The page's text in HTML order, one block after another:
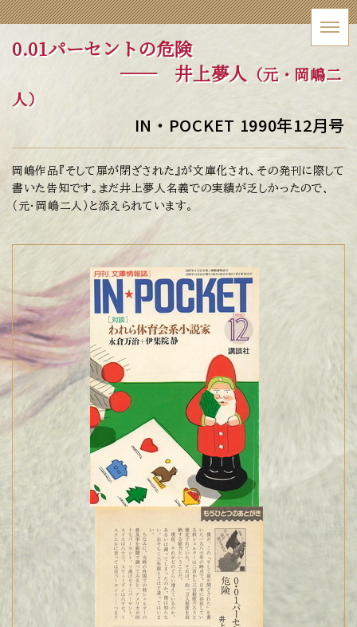
0.01パーセントの危険
── 井上夢人 （元・岡嶋二
人）
IN・POCKET 1990年12月号
岡嶋作品『そして扉が閉ざされた』が文庫化され、その発刊に際して
書いた告知です。まだ井上夢人名義での実績が乏しかったので、
（元・岡嶋二人）と添えられています。